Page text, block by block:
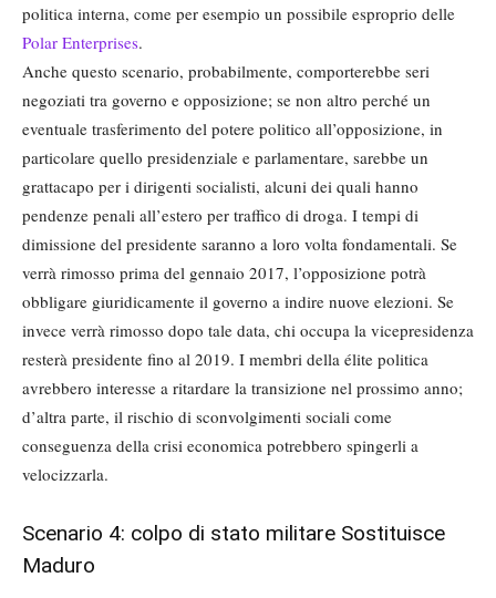
politica interna, come per esempio un possibile esproprio delle
Polar Enterprises.
Anche questo scenario, probabilmente, comporterebbe seri
negoziati tra governo e opposizione; se non altro perché un
eventuale trasferimento del potere politico all’opposizione, in
particolare quello presidenziale e parlamentare, sarebbe un
grattacapo per i dirigenti socialisti, alcuni dei quali hanno
pendenze penali all’estero per traffico di droga. I tempi di
dimissione del presidente saranno a loro volta fondamentali. Se
verrà rimosso prima del gennaio 2017, l’opposizione potrà
obbligare giuridicamente il governo a indire nuove elezioni. Se
invece verrà rimosso dopo tale data, chi occupa la vicepresidenza
resterà presidente fino al 2019. I membri della élite politica
avrebbero interesse a ritardare la transizione nel prossimo anno;
d’altra parte, il rischio di sconvolgimenti sociali come
conseguenza della crisi economica potrebbero spingerli a
velocizzarla.
Scenario 4: colpo di stato militare Sostituisce
Maduro